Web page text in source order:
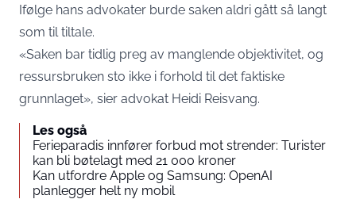
Ifølge hans advokater burde saken aldri gått så langt
som til tiltale.
«Saken bar tidlig preg av manglende objektivitet, og
ressursbruken sto ikke i forhold til det faktiske
grunnlaget», sier advokat Heidi Reisvang.
Les også
Ferieparadis innfører forbud mot strender: Turister
kan bli bøtelagt med 21 000 kroner
Kan utfordre Apple og Samsung: OpenAI
planlegger helt ny mobil